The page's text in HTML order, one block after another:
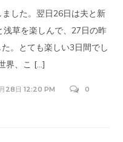
した。翌日26日は夫と新
草を楽しんで、27日の昨
。とても楽しい3日間でし
界、こ […]
28日 12:20 PM 0